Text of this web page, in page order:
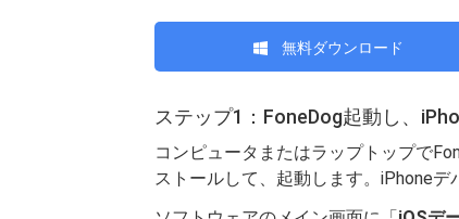
無料ダウンロード
ステップ1：FoneDog起動し、
コンピュータまたはラップトップで
ストールして、起動します。iPhoneデ